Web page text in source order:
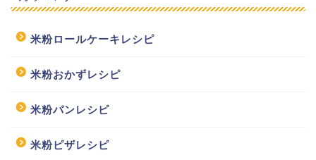
米粉ロールケーキレシピ
米粉おかずレシピ
米粉パンレシピ
米粉ピザレシピ